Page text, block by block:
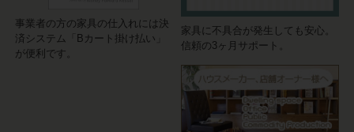
事業者の方の家具の仕入れには決
済システム「Bカート掛け払い」
が便利です。
家具に不具合が発生しても安心。
信頼の3ヶ月サポート。